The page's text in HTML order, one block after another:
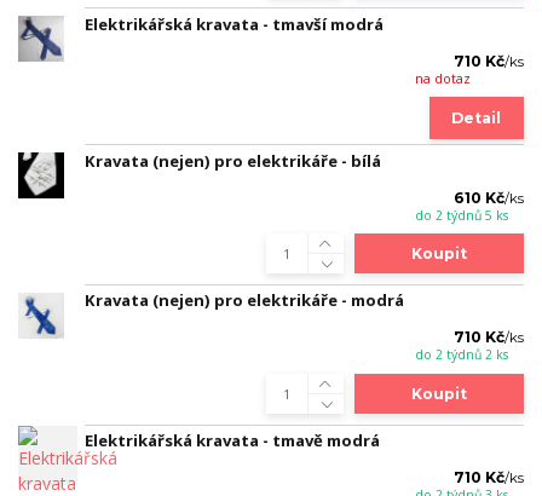
Elektrikářská kravata - tmavší modrá
710 Kč/ks
na dotaz
Detail
Kravata (nejen) pro elektrikáře - bílá
610 Kč/ks
do 2 týdnů 5 ks
Koupit
Kravata (nejen) pro elektrikáře - modrá
710 Kč/ks
do 2 týdnů 2 ks
Koupit
Elektrikářská kravata - tmavě modrá
710 Kč/ks